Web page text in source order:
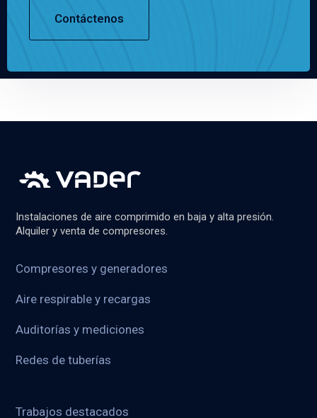
Contáctenos
Instalaciones de aire comprimido en baja y alta presión.
Alquiler y venta de compresores.
Compresores y generadores
Aire respirable y recargas
Auditorías y mediciones
Redes de tuberías
Trabajos destacados